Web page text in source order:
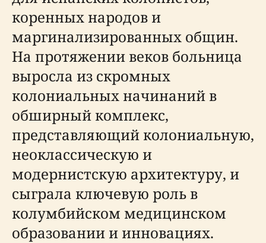
коренных народов и
маргинализированных общин.
На протяжении веков больница
выросла из скромных
колониальных начинаний в
обширный комплекс,
представляющий колониальную,
неоклассическую и
модернистскую архитектуру, и
сыграла ключевую роль в
колумбийском медицинском
образовании и инновациях.